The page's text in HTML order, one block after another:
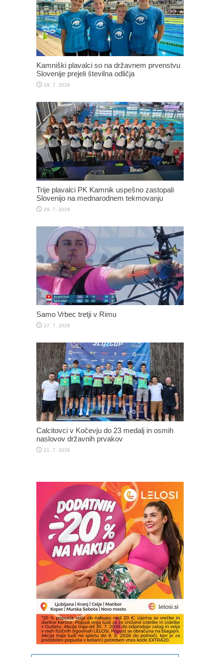
Kamniški plavalci so na državnem prvenstvu
Slovenije prejeli številna odličja
29. 7. 2026
Trije plavalci PK Kamnik uspešno zastopali
Slovenijo na mednarodnem tekmovanju
29. 7. 2026
Samo Vrbec tretji v Rimu
27. 7. 2026
Calcitovci v Kočevju do 23 medalj in osmih
naslovov državnih prvakov
21. 7. 2026